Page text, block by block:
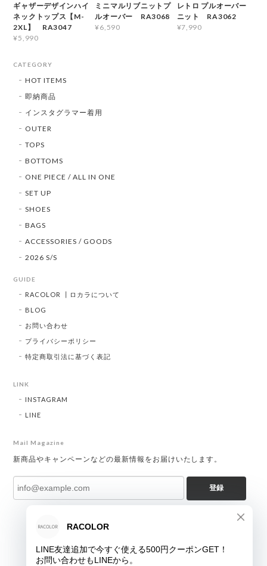
ギャザーデザインハイ
ネックトップス【M-
2XL】 RA3047
¥5,990
ミニマルリブニットプ
ルオーバー RA3068
¥6,590
レトロ プルオーバー
ニット RA3062
¥7,990
CATEGORY
HOT ITEMS
即納商品
インスタグラマー着用
OUTER
TOPS
BOTTOMS
ONE PIECE / ALL IN ONE
SET UP
SHOES
BAGS
ACCESSORIES / GOODS
2026 S/S
GUIDE
RACOLOR ┃ロカラについて
BLOG
お問い合わせ
プライバシーポリシー
特定商取引法に基づく表記
LINK
INSTAGRAM
LINE
Mail Magazine
新商品やキャンペーンなどの最新情報をお届けいたします。
登録